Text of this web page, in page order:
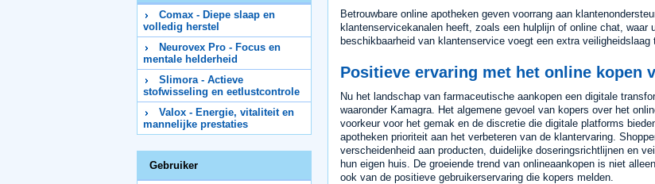
Comax - Diepe slaap en
volledig herstel
Neurovex Pro - Focus en
mentale helderheid
Slimora - Actieve
stofwisseling en eetlustcontrole
Valox - Energie, vitaliteit en
mannelijke prestaties
Gebruiker
Betrouwbare online apotheken geven voorrang aan
klantenservicekanalen heeft, zoals een hulplijn of online chat, waar
beschikbaarheid van klantenservice voegt een extra veiligheidslaag
Positieve ervaring met het online kopen
Nu het landschap van farmaceutische aankopen een digitale
waaronder Kamagra. Het algemene gevoel van kopers over het
voorkeur voor het gemak en de discretie die digitale platforms
apotheken prioriteit aan het verbeteren van de klantervaring.
verscheidenheid aan producten, duidelijke doseringsrichtlijnen en
hun eigen huis. De groeiende trend van onlineaankopen is niet
ook van de positieve gebruikerservaring die kopers melden.